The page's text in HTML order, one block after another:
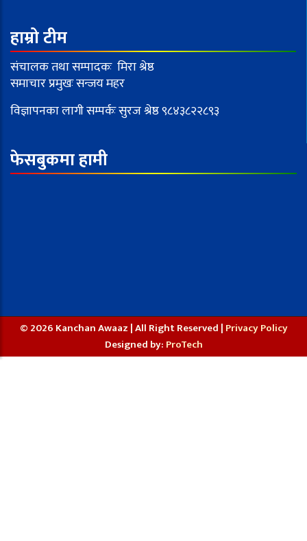
हाम्रो टीम
संचालक तथा सम्पादकः मिरा श्रेष्ठ
समाचार प्रमुखः सन्जय महर
विज्ञापनका लागी सम्पर्कः सुरज श्रेष्ठ ९८४३८२२८९३
फेसबुकमा हामी
© 2026 Kanchan Awaaz | All Right Reserved | Privacy Policy
Designed by: ProTech